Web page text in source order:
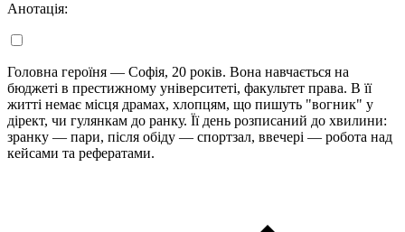
Анотація:
Головна героїня — Софія, 20 років. Вона навчається на
бюджеті в престижному університеті, факультет права. В її
житті немає місця драмах, хлопцям, що пишуть "вогник" у
дірект, чи гулянкам до ранку. Її день розписаний до хвилини:
зранку — пари, після обіду — спортзал, ввечері — робота над
кейсами та рефератами.